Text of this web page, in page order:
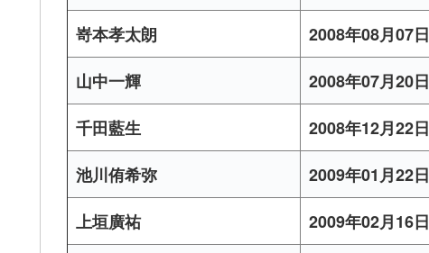
嵜本孝太朗
2008年08月07日
山中一輝
2008年07月20日
千田藍生
2008年12月22日
池川侑希弥
2009年01月22日
上垣廣祐
2009年02月16日